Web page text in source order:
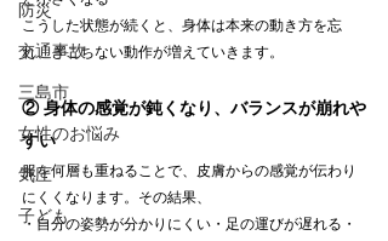
防災
交通事故
三島市
女性のお悩み
気圧
子ども
こうした状態が続くと、身体は本来の動き方を忘
れ、ぎこちない動作が増えていきます。
② 身体の感覚が鈍くなり、バランスが崩れや
すい
服を何層も重ねることで、皮膚からの感覚が伝わり
にくくなります。その結果、
・自分の姿勢が分かりにくい・足の運びが遅れる・